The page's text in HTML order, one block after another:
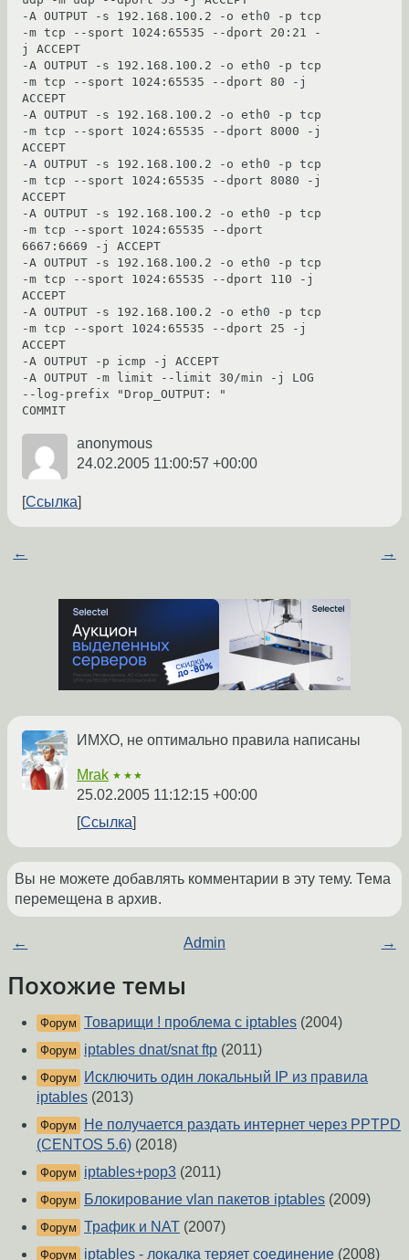
-A OUTPUT -s 192.168.100.2 -o eth0 -p tcp
-m tcp --sport 1024:65535 --dport 20:21 -
j ACCEPT
-A OUTPUT -s 192.168.100.2 -o eth0 -p tcp
-m tcp --sport 1024:65535 --dport 80 -j
ACCEPT
-A OUTPUT -s 192.168.100.2 -o eth0 -p tcp
-m tcp --sport 1024:65535 --dport 8000 -j
ACCEPT
-A OUTPUT -s 192.168.100.2 -o eth0 -p tcp
-m tcp --sport 1024:65535 --dport 8080 -j
ACCEPT
-A OUTPUT -s 192.168.100.2 -o eth0 -p tcp
-m tcp --sport 1024:65535 --dport
6667:6669 -j ACCEPT
-A OUTPUT -s 192.168.100.2 -o eth0 -p tcp
-m tcp --sport 1024:65535 --dport 110 -j
ACCEPT
-A OUTPUT -s 192.168.100.2 -o eth0 -p tcp
-m tcp --sport 1024:65535 --dport 25 -j
ACCEPT
-A OUTPUT -p icmp -j ACCEPT
-A OUTPUT -m limit --limit 30/min -j LOG
--log-prefix "Drop_OUTPUT: "
anonymous
24.02.2005 11:00:57 +00:00
Ссылка
← →
ИМХО, не оптимально правила написаны
Mrak ★★★
25.02.2005 11:12:15 +00:00
Ссылка
Вы не можете добавлять комментарии в эту тему. Тема
перемещена в архив.
← Admin →
Похожие темы
Форум Товарищи ! проблема с iptables (2004)
Форум iptables dnat/snat ftp (2011)
Форум
Исключить один локальный IP из правила
iptables (2013)
Форум
Не получается раздать интернет через PPTPD
(CENTOS 5.6) (2018)
Форум iptables+pop3 (2011)
Форум Блокирование vlan пакетов iptables (2009)
Форум Трафик и NAT (2007)
Форум iptables - локалка теряет соединение (2008)